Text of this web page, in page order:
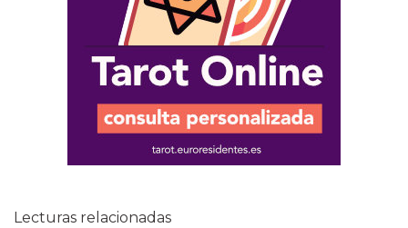
Lecturas relacionadas